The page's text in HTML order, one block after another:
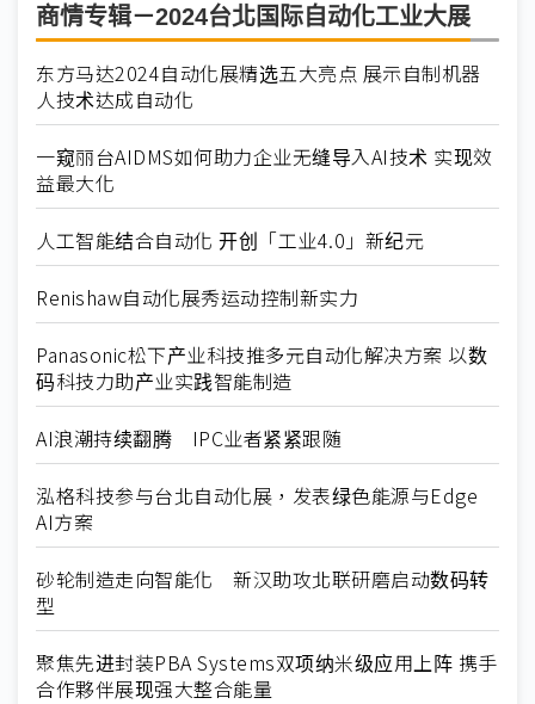
商情专辑－2024台北国际自动化工业大展
东方马达2024自动化展精选五大亮点 展示自制机器
人技术达成自动化
一窥丽台AIDMS如何助力企业无缝导入AI技术 实现效
益最大化
人工智能结合自动化 开创「工业4.0」新纪元
Renishaw自动化展秀运动控制新实力
Panasonic松下产业科技推多元自动化解决方案 以数
码科技力助产业实践智能制造
AI浪潮持续翻腾 IPC业者紧紧跟随
泓格科技参与台北自动化展，发表绿色能源与Edge
AI方案
砂轮制造走向智能化 新汉助攻北联研磨启动数码转
型
聚焦先进封装PBA Systems双项纳米级应用上阵 携手
合作夥伴展现强大整合能量